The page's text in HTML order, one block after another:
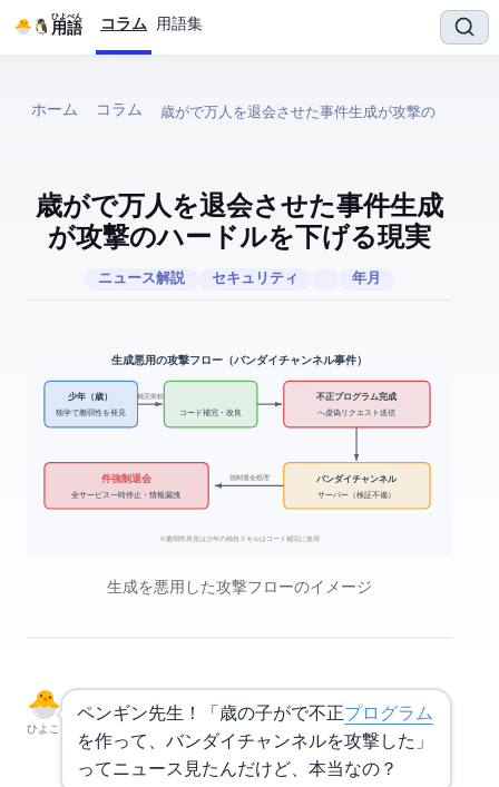
IT用語
ひよぺん コラム 用語集
ホーム コラム 15歳がChatGPTで4.6万人を退会させた事件 — 生成AIが攻撃のハー
15歳がChatGPTで4.6万人を退会させた事件 — 生成AI
が攻撃のハードルを下げる現実
ITニュース解説 セキュリティ 2026年7月
生成AI悪用の攻撃フロー（バンダイチャンネル事件）
少年（14歳）
独学で脆弱性を発見
補完依頼
コード補完・改良
不正プログラム完成
DBへ虚偽リクエスト送信
バンダイチャンネル
DBサーバー（検証不備）
強制退会処理
46,812件 強制退会
全サービス一時停止・情報漏洩
※脆弱性発見は少年の独自スキル / ChatGPTはコード補完に使用
生成AIを悪用した攻撃フローのイメージ
ひよこ
ペンギン先生！「15歳の子がで不正プログラム
を作って、バンダイチャンネルを攻撃した」
ってニュース見たんだけど、本当なの？